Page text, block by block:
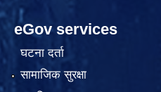
eGov services
घटना दर्ता
सामाजिक सुरक्षा